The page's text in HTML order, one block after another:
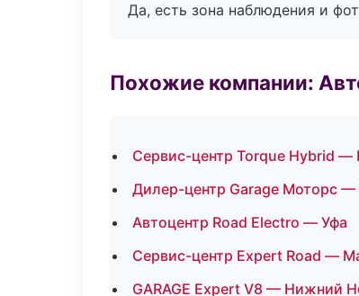
Да, есть зона наблюдения и
Похожие компании:
Сервис-центр Torque Hybrid —
Дилер-центр Garage Моторс —
Автоцентр Road Electro — Уфа
Сервис-центр Expert Road —
GARAGE Expert V8 — Нижний